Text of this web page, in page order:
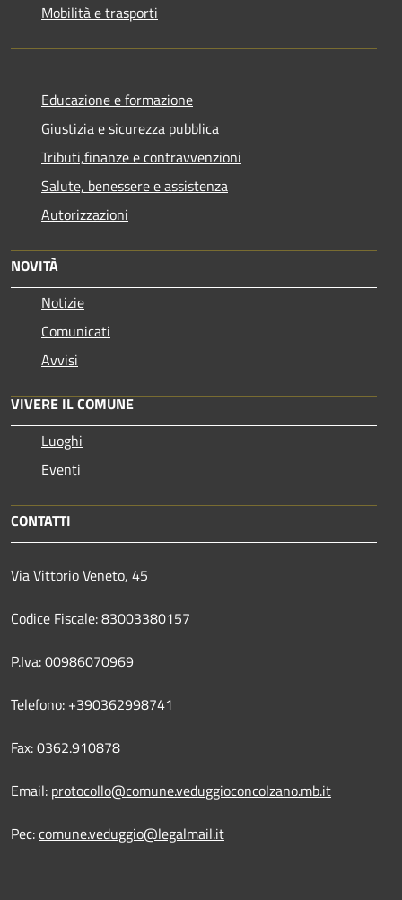
Mobilità e trasporti
Educazione e formazione
Giustizia e sicurezza pubblica
Tributi,finanze e contravvenzioni
Salute, benessere e assistenza
Autorizzazioni
NOVITÀ
Notizie
Comunicati
Avvisi
VIVERE IL COMUNE
Luoghi
Eventi
CONTATTI
Via Vittorio Veneto, 45
Codice Fiscale: 83003380157
P.Iva: 00986070969
Telefono: +390362998741
Fax: 0362.910878
Email: protocollo@comune.veduggioconcolzano.mb.it
Pec:comune.veduggio@legalmail.it